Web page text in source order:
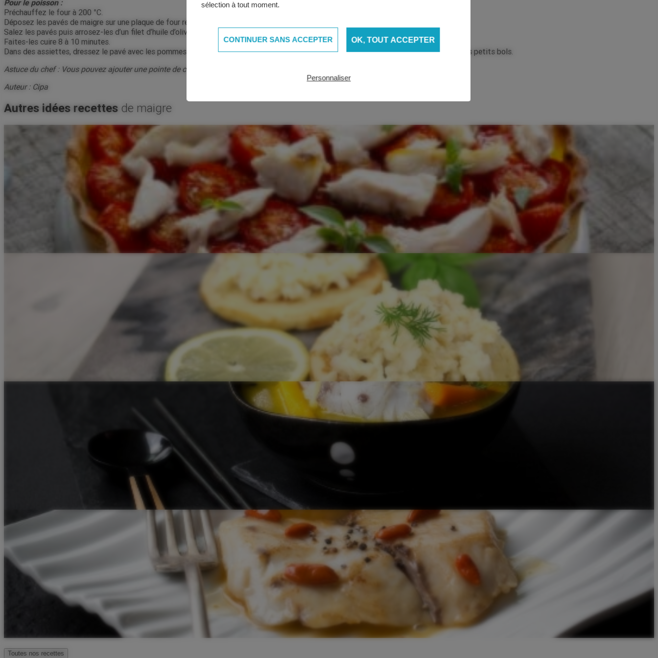
Pour le poisson :
Préchauffez le four à 200 °C.
Déposez les pavés de maigre sur une plaque de four recouverte de papier sulfurisé.
Salez les pavés puis arrosez-les d’un filet d’huile d’olive.
Faites-les cuire 8 à 10 minutes.
Dans des assiettes, dressez le pavé avec les pommes de terre sautées et nappez de sauce à l’ail et estragon ou servez-la à côté dans des petits bols.
Astuce du chef : Vous pouvez ajouter une pointe de curry dans la sauce à l’ail
Auteur : Cipa
Autres idées recettes de maigre
Toutes nos recettes
sélection à tout moment.
OK, TOUT ACCEPTER
CONTINUER SANS ACCEPTER
Personnaliser